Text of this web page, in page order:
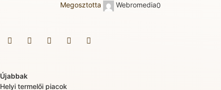
Megosztotta Webromedia0
Újabbak
Helyi termelői piacok